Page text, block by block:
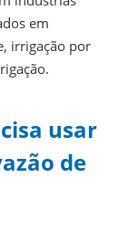
em
irrigação por
usar
de